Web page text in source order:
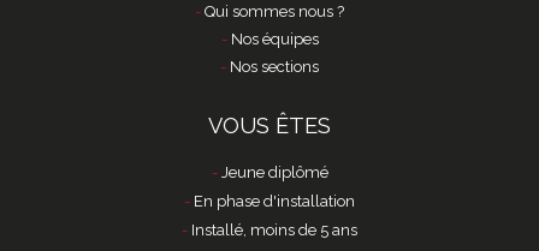
Qui sommes nous ?
Nos équipes
Nos sections
VOUS ÊTES
Jeune diplômé
En phase d'installation
Installé, moins de 5 ans